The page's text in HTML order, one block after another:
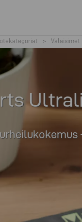
> Valaisimet